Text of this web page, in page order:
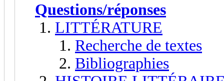
Questions/réponses
LITTÉRATURE
Recherche de textes
Bibliographies